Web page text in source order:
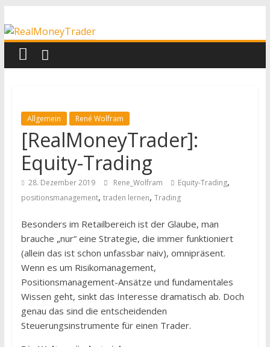
Inhalt
springen
RealMoneyTrader
Echtgeld-
Trading
Allgemein René Wolfram
[RealMoneyTrader]:
Equity-Trading
28. Dezember 2019 Rene_Wolfram Equity-Trading,
positionsmanagement, traden lernen, Trading
Besonders im Retailbereich ist der Glaube, man
brauche „nur“ eine Strategie, die immer funktioniert
(allein das ist schon unfassbar naiv), omnipräsent.
Wenn es um Risikomanagement,
Positionsmanagement-Ansätze und fundamentales
Wissen geht, sinkt das Interesse dramatisch ab. Doch
genau das sind die entscheidenden
Steuerungsinstrumente für einen Trader.